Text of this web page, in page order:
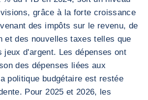
grâce à la forte croissance
des impôts sur le revenu, de
et des nouvelles taxes telles que
jeux d'argent. Les dépenses ont
des dépenses liées aux
politique budgétaire est restée
Pour 2025 et 2026, les